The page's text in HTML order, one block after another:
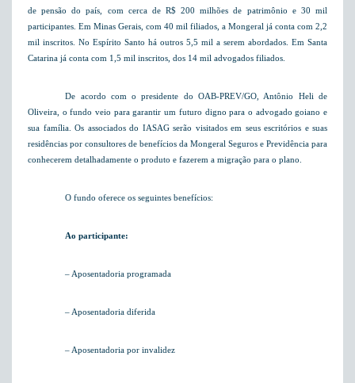
de pensão do país, com cerca de R$ 200 milhões de patrimônio e 30 mil
participantes. Em Minas Gerais , com 40 mil filiados, a Mongeral já conta com 2,2
mil inscritos. No Espírito Santo há outros 5,5 mil a serem abordados. Em Santa
Catarina já conta com 1,5 mil inscritos, dos 14 mil advogados filiados.
De acordo com o presidente do OAB-PREV/GO, Antônio Heli de
Oliveira, o fundo veio para garantir um futuro digno para o advogado goiano e
sua família. Os associados do IASAG serão visitados em seus escritórios e suas
residências por consultores de benefícios da Mongeral Seguros e Previdência para
conhecerem detalhadamente o produto e fazerem a migração para o plano.
O fundo oferece os seguintes benefícios:
Ao participante:
– Aposentadoria programada
– Aposentadoria diferida
– Aposentadoria por invalidez